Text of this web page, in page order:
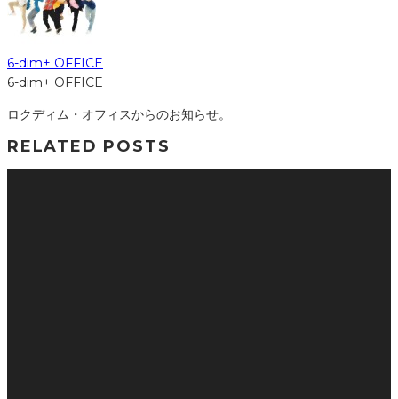
6-dim+ OFFICE
6-dim+ OFFICE
ロクディム・オフィスからのお知らせ。
RELATED POSTS